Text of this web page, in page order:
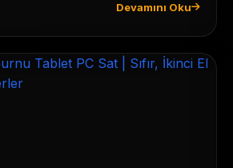
Devamını Oku